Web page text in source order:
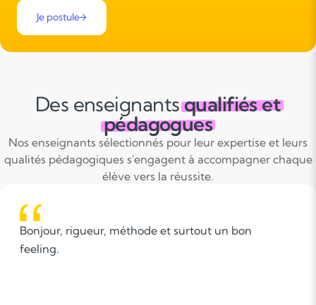
Je postule
Des enseignantsqualifiés et
pédagogues
Nos enseignants sélectionnés pour leur expertise et leurs
qualités pédagogiques s'engagent à accompagner chaque
élève vers la réussite.
rigueur, méthode et surtout un bon